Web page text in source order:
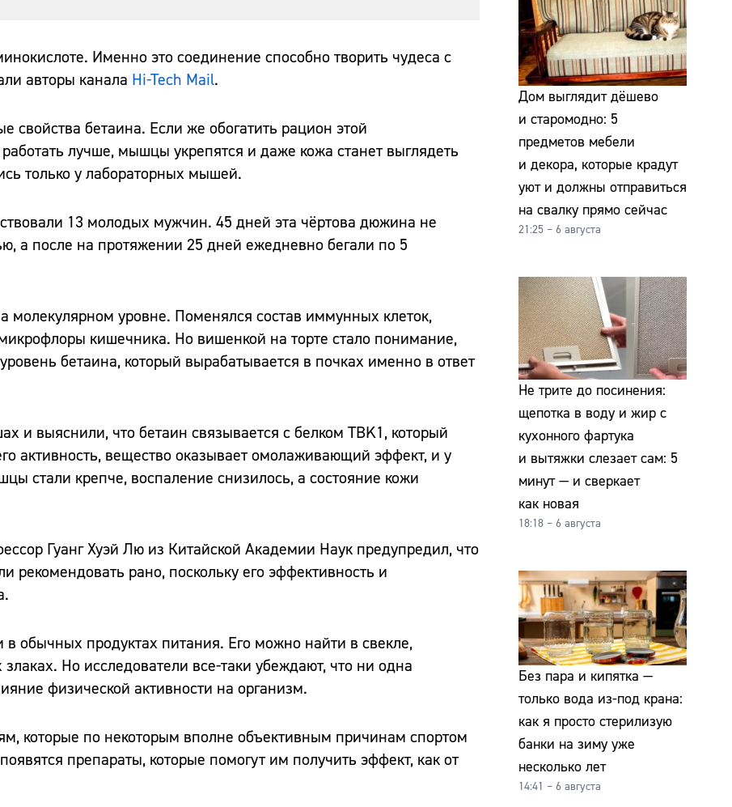
Именно это соединение способно творить чудеса с
авторы канала Hi-Tech Mail.
свойства бетаина. Если же обогатить рацион этой
лучше, мышцы укрепятся и даже кожа станет выглядеть
только у лабораторных мышей.
13 молодых мужчин. 45 дней эта чёртова дюжина не
а после на протяжении 25 дней ежедневно бегали по 5
уровне. Поменялся состав иммунных клеток,
кишечника. Но вишенкой на торте стало понимание,
бетаина, который вырабатывается в почках именно в ответ
и выяснили, что бетаин связывается с белком TBK1, который
активность, вещество оказывает омолаживающий эффект, и у
стали крепче, воспаление снизилось, а состояние кожи
Гуанг Хуэй Лю из Китайской Академии Наук предупредил, что
рекомендовать рано, поскольку его эффективность и
обычных продуктах питания. Его можно найти в свекле,
Но исследователи все-таки убеждают, что ни одна
физической активности на организм.
которые по некоторым вполне объективным причинам спортом
препараты, которые помогут им получить эффект, как от
Дом выглядит дёшево
и старомодно: 5
предметов мебели
и декора, которые крадут
уют и должны отправиться
на свалку прямо сейчас
21:25 – 6 августа
Не трите до посинения:
щепотка в воду и жир с
кухонного фартука
и вытяжки слезает сам: 5
минут — и сверкает
как новая
18:18 – 6 августа
Без пара и кипятка —
только вода из-под крана:
как я просто стерилизую
банки на зиму уже
несколько лет
14:41 – 6 августа